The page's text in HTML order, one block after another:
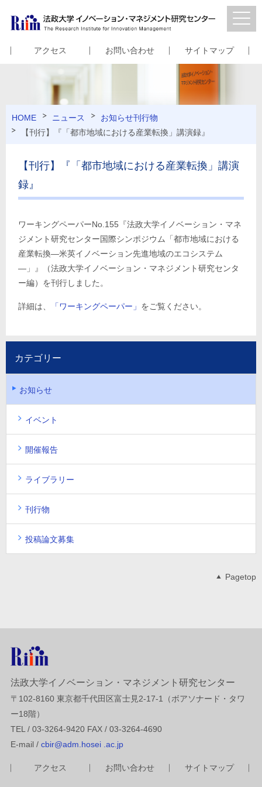
アクセス お問い合わせ サイトマップ
HOME ニュース お知らせ刊行物
【刊行】『「都市地域における産業転換」講演録』
【刊行】『「都市地域における産業転換」講演
録』
ワーキングペーパーNo.155『法政大学イノベーション・マネ
ジメント研究センター国際シンポジウム「都市地域における
産業転換―米英イノベーション先進地域のエコシステム
―」』（法政大学イノベーション・マネジメント研究センタ
ー編）を刊行しました。
詳細は、 「ワーキングペーパー」 をご覧ください。
カテゴリー
お知らせ
イベント
開催報告
ライブラリー
刊行物
投稿論文募集
Pagetop
法政大学イノベーション・マネジメント研究センター
〒102-8160 東京都千代田区富士見2-17-1（ボアソナード・タワ
ー18階）
TEL / 03-3264-9420 FAX / 03-3264-4690
E-mail / cbir@adm.hosei .ac.jp
アクセス お問い合わせ サイトマップ